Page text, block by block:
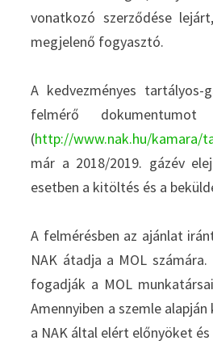
vonatkozó szerződése
megjelenő fogyasztó.
A kedvezményes
felmérő
(http://www.nak.hu/kamara/
már a 2018/2019. gázév
esetben a kitöltés és a
A felmérésben az ajánlat
NAK átadja a MOL
fogadják a MOL
Amennyiben a szemle
a NAK által elért előnyöket